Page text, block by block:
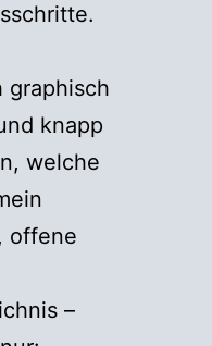
graphisch
knapp
welche
offene
–